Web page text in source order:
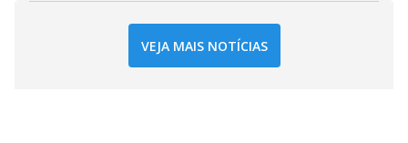
VEJA MAIS NOTÍCIAS